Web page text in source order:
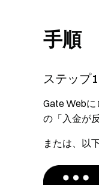
手順
ステップ
Gate Web
の「入金が
または、以